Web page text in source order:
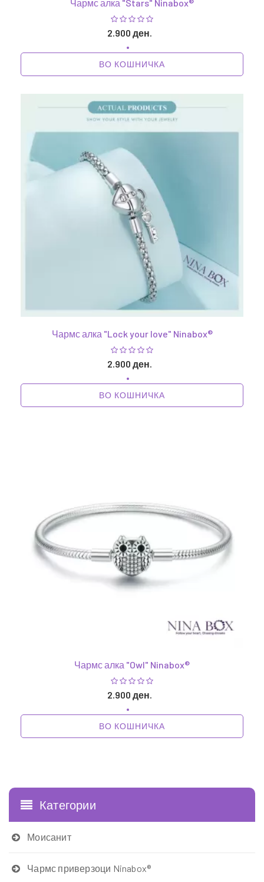
Чармс алка "Stars" Ninabox®
2.900 ден.
ВО КОШНИЧКА
Чармс алка "Lock your love" Ninabox®
2.900 ден.
ВО КОШНИЧКА
Чармс алка "Owl" Ninabox®
2.900 ден.
ВО КОШНИЧКА
Категории
Моисанит
Чармс приверзоци Ninabox®